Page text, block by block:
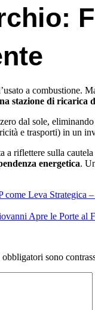
a combustione.
stazione di ricarica
dal sole,
e trasporti) in un
riflettere sulla
energetica.
Leva Strategica
Apre le Porte
sono